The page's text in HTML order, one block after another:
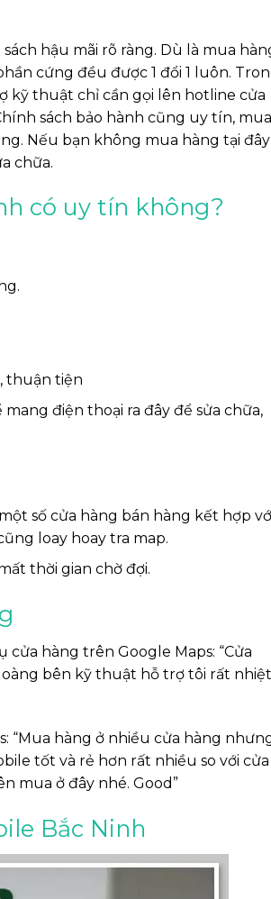
hậu mãi rõ ràng. Dù là mua
cứng đều được 1 đổi 1 luôn.
kỹ thuật chỉ cần gọi lên hotline cửa
sách bảo hành cũng uy tín, mua
Nếu bạn không mua hàng tại đây
chữa.
có uy tín không?
thuận tiện
điện thoại ra đây để sửa chữa,
số cửa hàng bán hàng kết hợp
loay hoay tra map.
thời gian chờ đợi.
hàng trên Google Maps: “Cửa
bên kỹ thuật hỗ trợ tôi rất nhiệt
“Mua hàng ở nhiều cửa hàng
tốt và rẻ hơn rất nhiều so với cửa
mua ở đây nhé. Good”
Bắc Ninh